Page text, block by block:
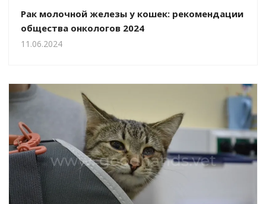
Рак молочной железы у кошек: рекомендации
общества онкологов 2024
11.06.2024